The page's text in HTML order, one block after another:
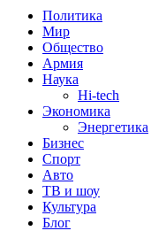
Политика
Мир
Общество
Армия
Наука
Hi-tech
Экономика
Энергетика
Бизнес
Спорт
Авто
ТВ и шоу
Культура
Блог